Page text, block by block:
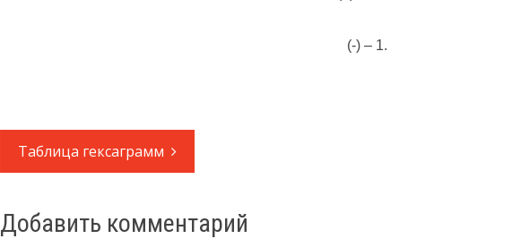
(-) – 1.
Таблица гексаграмм
Добавить комментарий